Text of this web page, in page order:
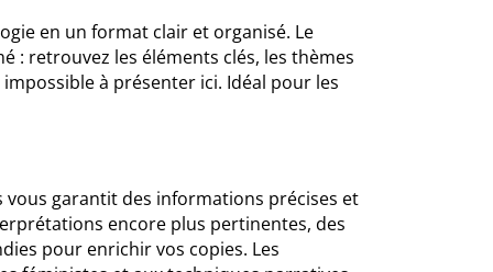
en un format clair et organisé. Le
: retrouvez les éléments clés, les thèmes
à présenter ici. Idéal pour les
vous garantit des informations précises et
encore plus pertinentes, des
pour enrichir vos copies. Les